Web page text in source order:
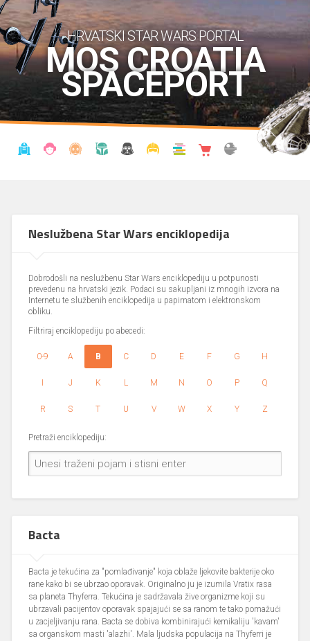
HRVATSKI STAR WARS PORTAL
MOS CROATIA
SPACEPORT
Neslužbena Star Wars enciklopedija
Dobrodošli na neslužbenu Star Wars enciklopediju u potpunosti
prevedenu na hrvatski jezik. Podaci su sakupljani iz mnogih izvora na
Internetu te službenih enciklopedija u papirnatom i elektronskom
obliku.
Filtriraj enciklopediju po abecedi:
0-9 A B C D E F G H
I J K L M N O P Q
R S T U V W X Y Z
Pretraži enciklopediju:
Bacta
Bacta je tekućina za "pomlađivanje" koja oblaže ljekovite bakterije oko
rane kako bi se ubrzao oporavak. Originalno ju je izumila Vratix rasa
sa planeta Thyferra. Tekućina je sadržavala žive organizme koji su
ubrzavali pacijentov oporavak spajajući se sa ranom te tako pomažući
u zacjeljivanju rana. Bacta se dobiva kombinirajući kemikaliju 'kavam'
sa organskom masti 'alazhi'. Mala ljudska populacija na Thyferri je